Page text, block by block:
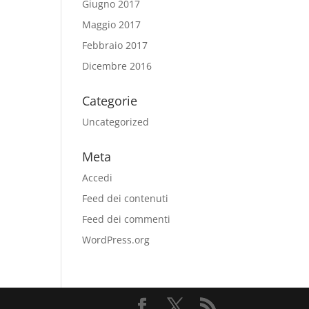
Giugno 2017
Maggio 2017
Febbraio 2017
Dicembre 2016
Categorie
Uncategorized
Meta
Accedi
Feed dei contenuti
Feed dei commenti
WordPress.org